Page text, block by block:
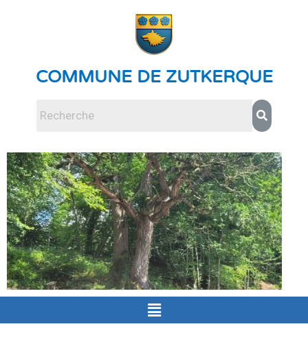
COMMUNE DE ZUTKERQUE